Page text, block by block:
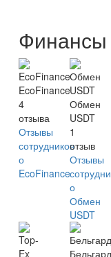
Финансы
EcoFinance
4
отзыва
Отзывы
сотрудников
о
EcoFinance
Обмен
USDT
1
отзыв
Отзывы
о
Обмен
USDT